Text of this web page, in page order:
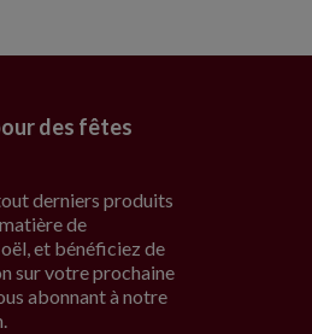
des fêtes
derniers produits
de
et bénéficiez de
sur votre prochaine
abonnant à notre